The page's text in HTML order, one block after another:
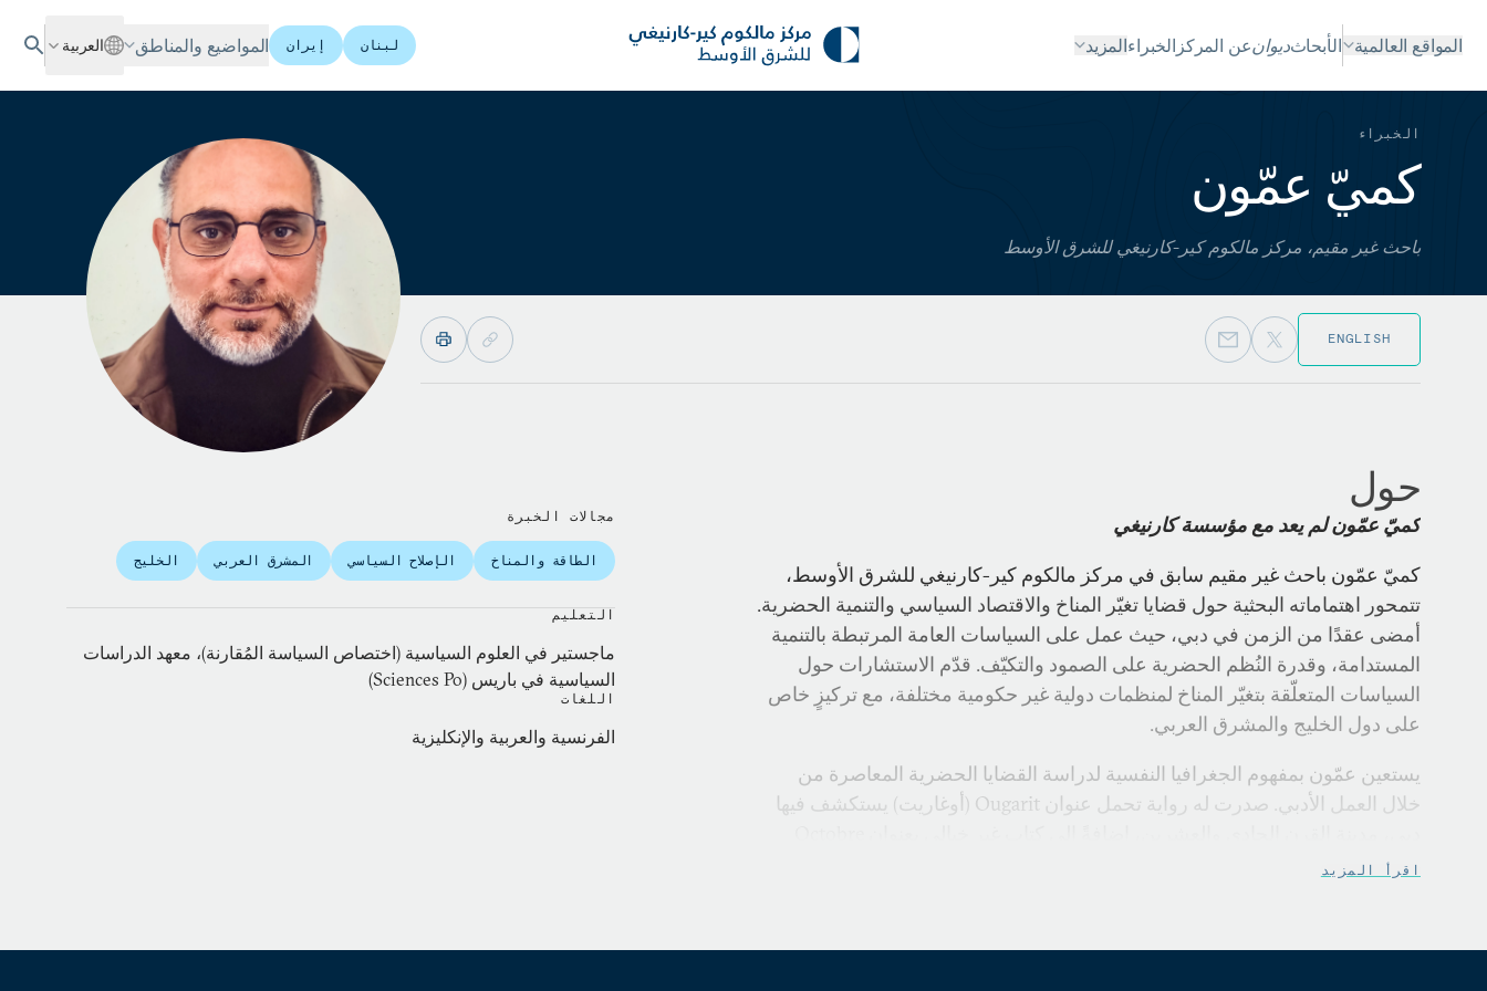
المواقع العالمية الأبحاثديوانعن المركز الخبراءالمزيد لبنان إيران المواضيع والمناطق العربية
الخبراء
كميّ عمّون
باحث غير مقيم، مركز مالكوم كير-كارنيغي للشرق الأوسط
ENGLISH
حول
كميّ عمّون لم يعد مع مؤسسة كارنيغي
كميّ عمّون باحث غير مقيم سابق في مركز مالكوم كير-كارنيغي للشرق الأوسط،
تتمحور اهتماماته البحثية حول قضايا تغيّر المناخ والاقتصاد السياسي والتنمية الحضرية.
أمضى عقدًا من الزمن في دبي، حيث عمل على السياسات العامة المرتبطة بالتنمية
المستدامة، وقدرة النُظم الحضرية على الصمود والتكيّف. قدّم الاستشارات حول
السياسات المتعلّقة بتغيّر المناخ لمنظمات دولية غير حكومية مختلفة، مع تركيزٍ خاص
على دول الخليج والمشرق العربي.
يستعين عمّون بمفهوم الجغرافيا النفسية لدراسة القضايا الحضرية المعاصرة من
خلال العمل الأدبي. صدرت له رواية تحمل عنوان Ougarit (أوغاريت) يستكشف فيها
الدراسات السياسية في باريس (Sciences Po)، والمعهد العالي للدراسات التجارية في
اقرأ المزيد
مجالات الخبرة
الطاقة والمناخ الإصلاح السياسي المشرق العربي الخليج
التعليم
ماجستير في العلوم السياسية (اختصاص السياسة المُقارنة)، معهد الدراسات
السياسية في باريس (Sciences Po)
اللغات
الفرنسية والعربية والإنكليزية